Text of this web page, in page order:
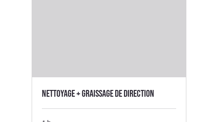
Nettoyage + graissage de direction